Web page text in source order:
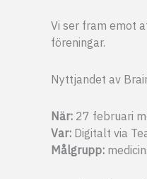
Vi ser fram emot
föreningar.
Nyttjandet av
När: 27 februari
Var: Digitalt via
Målgrupp: